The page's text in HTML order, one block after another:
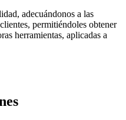
adecuándonos a las
permitiéndoles obtener
herramientas, aplicadas a